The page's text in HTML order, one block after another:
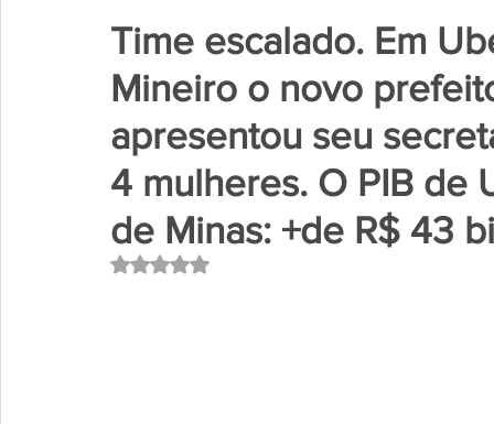
Time escalado. Em
Mineiro o novo
apresentou seu
4 mulheres. O PIB de
de Minas: +de R$ 43
Avaliado com NaN de 5 estrelas.